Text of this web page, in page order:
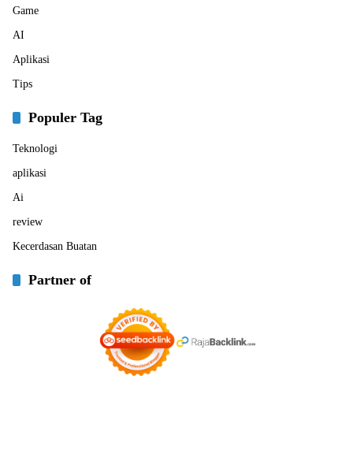
Game
AI
Aplikasi
Tips
Populer Tag
Teknologi
aplikasi
Ai
review
Kecerdasan Buatan
Partner of